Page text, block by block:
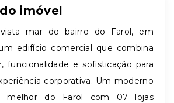
imóvel
mar do bairro do Farol, em
edifício comercial que combina
funcionalidade e sofisticação para
corporativa. Um moderno
melhor do Farol com 07 lojas